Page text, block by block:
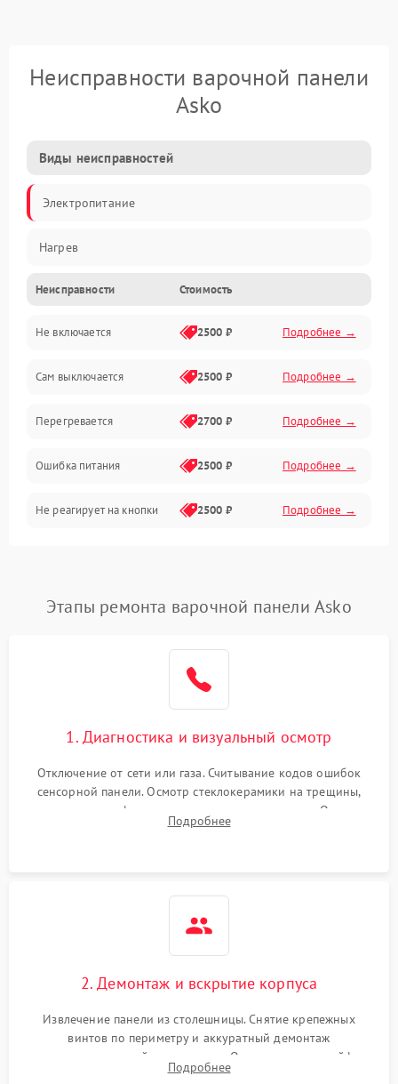
Неисправности варочной панели
Asko
Виды неисправностей
Электропитание
Нагрев
Неисправности Стоимость
Не включается 2500 ₽ Подробнее →
Сам выключается 2500 ₽ Подробнее →
Перегревается 2700 ₽ Подробнее →
Ошибка питания 2500 ₽ Подробнее →
Не реагирует на кнопки 2500 ₽ Подробнее →
Этапы ремонта варочной панели Asko
1. Диагностика и визуальный осмотр
Отключение от сети или газа. Считывание кодов ошибок
сенсорной панели. Осмотр стеклокерамики на трещины,
проверка конфорок на равномерность нагрева. Опрос
клиента о симптомах (не включается, не видит посуду,
Подробнее
2. Демонтаж и вскрытие корпуса
Извлечение панели из столешницы. Снятие крепежных
винтов по периметру и аккуратный демонтаж
стеклокерамической поверхности. Отсоединение шлейфов
сенсорного блока для доступа к силовым платам, катушкам
Подробнее